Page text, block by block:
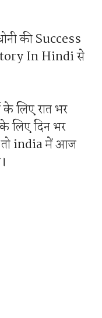
की Success
In Hindi से
लिए रात भर
लिए दिन भर
तो india में आज